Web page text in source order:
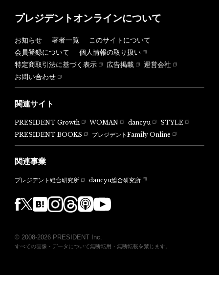
プレジデントオンラインについて
お知らせ 著者一覧
このサイトについて
会員登録について
個人情報の取り扱い
特定商取引法に基づく表示
広告掲載
運営会社
お問い合わせ
関連サイト
PRESIDENT Growth WOMAN dancyu
STYLE
PRESIDENT BOOKS
プレジデントFamily Online
関連事業
プレジデント総合研究所 dancyu総合研究所
© 2008-2026 PRESIDENT Inc.
すべての画像・データについて無断転用・無断転載を禁じます。